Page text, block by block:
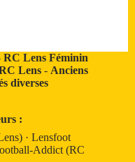
RC Lens Féminin
Lens- Anciens
diverses
:
·Lensfoot
Addict (RC